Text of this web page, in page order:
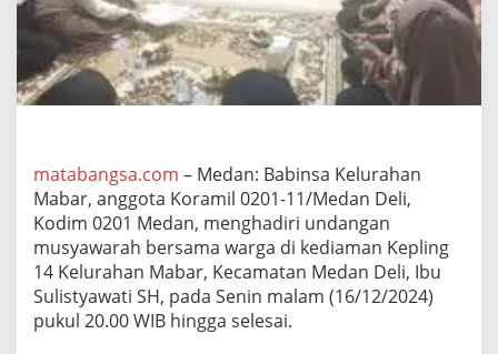
a
r
H
a
d
i
U
n
d
a
n
g
a
n
M
matabangsa.com – Medan: Babinsa Kelurahan
Mabar, anggota Koramil 0201-11/Medan Deli,
Kodim 0201 Medan, menghadiri undangan
musyawarah bersama warga di kediaman Kepling
14 Kelurahan Mabar, Kecamatan Medan Deli, Ibu
Sulistyawati SH, pada Senin malam (16/12/2024)
pukul 20.00 WIB hingga selesai.